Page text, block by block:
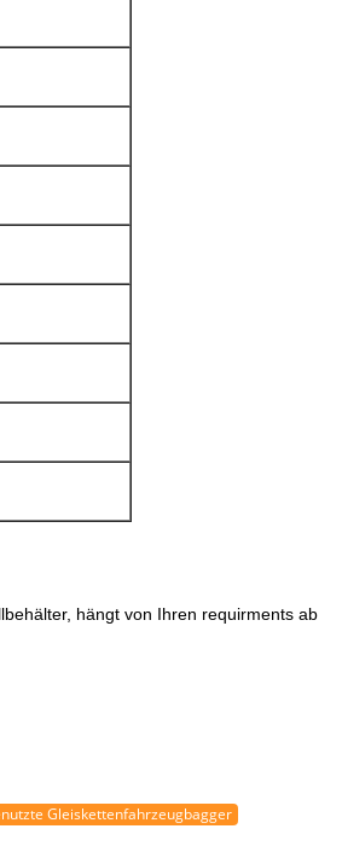
hängt von Ihren requirments ab
Gleiskettenfahrzeugbagger